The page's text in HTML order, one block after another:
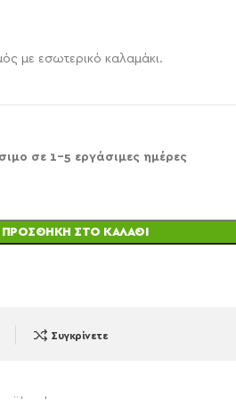
με εσωτερικό καλαμάκι.
σε 1-5 εργάσιμες ημέρες
ΠΡΟΣΘΉΚΗ ΣΤΟ ΚΑΛΆΘΙ
Συγκρίνετε